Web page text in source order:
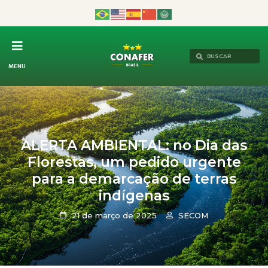
MENU
ALERTA AMBIENTAL: no Dia das
Florestas, um pedido urgente
para a demarcação de terras
indígenas
21 de março de 2025 SECOM